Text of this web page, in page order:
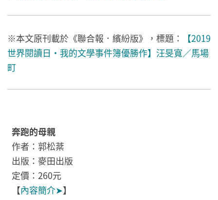
※本文原刊載於《聯合報．繽紛版》，標題：
【2019
世界閱讀日‧我的文學事件簿優勝作】汪旻寬／馬場
町
奔跑的母親
作者： 郭松棻
出版：麥田出版
定價：260元
【內容簡介➤】